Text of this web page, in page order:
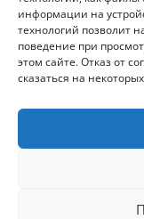
информации на
технологий позволит
поведение при
этом сайте. Отказ от
сказаться на
Максимизируйте
пикапа с
лидером рынка:
американские
Этот дизайн
функциональность.
870$